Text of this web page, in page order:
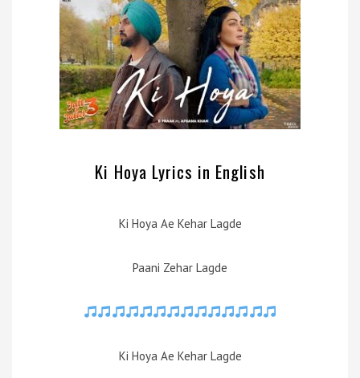
Ki Hoya Lyrics in English
Ki Hoya Ae Kehar Lagde
Paani Zehar Lagde
Ki Hoya Ae Kehar Lagde